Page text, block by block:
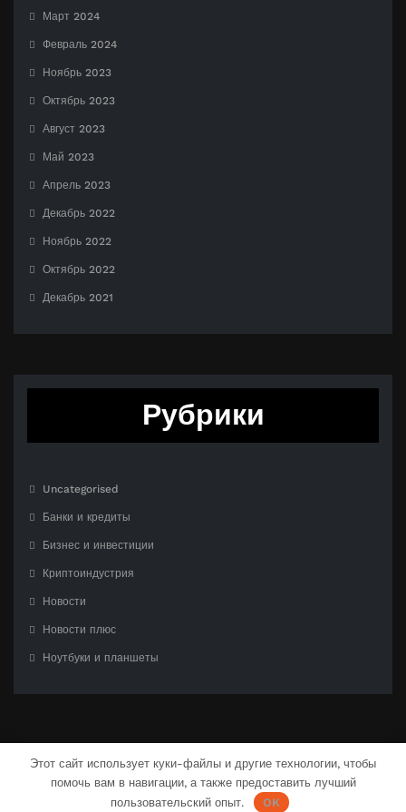
Март 2024
Февраль 2024
Ноябрь 2023
Октябрь 2023
Август 2023
Май 2023
Апрель 2023
Декабрь 2022
Ноябрь 2022
Октябрь 2022
Декабрь 2021
Рубрики
Uncategorised
Банки и кредиты
Бизнес и инвестиции
Криптоиндустрия
Новости
Новости плюс
Ноутбуки и планшеты
С гордостью созлано наWordPress| Тема:CloudPress Dark
SpiceThemes
Этот сайт использует куки-файлы и другие технологии, чтобы
помочь вам в навигации, а также предоставить лучший
пользовательский опыт.
OK